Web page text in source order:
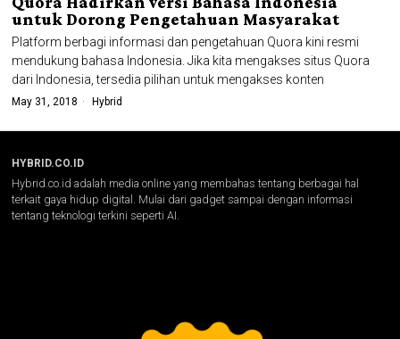
untuk Dorong Pengetahuan Masyarakat
Platform berbagi informasi dan pengetahuan Quora kini resmi
mendukung bahasa Indonesia. Jika kita mengakses situs Quora
dari Indonesia, tersedia pilihan untuk mengakses konten
May 31, 2018 Hybrid
HYBRID.CO.ID
Hybrid.co.id adalah media online yang membahas tentang berbagai hal
terkait gaya hidup digital. Mulai dari gadget sampai dengan informasi
tentang teknologi terkini seperti AI.